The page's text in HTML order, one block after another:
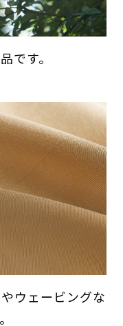
です。
ウェービングな